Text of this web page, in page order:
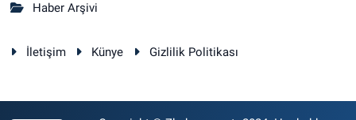
Haber Arşivi
İletişim Künye Gizlilik Politikası